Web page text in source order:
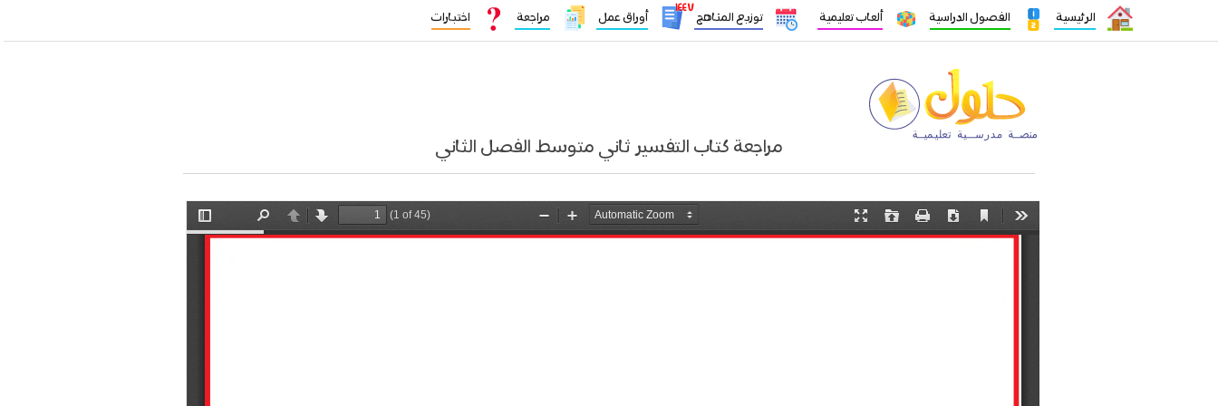
الرئيسية الفصول الدراسية ألعاب تعليمية توزيع المناهج
١٤٤٧
أوراق عمل مراجعة اختبارات
مراجعة كتاب التفسير ثاني متوسط الفصل الثاني